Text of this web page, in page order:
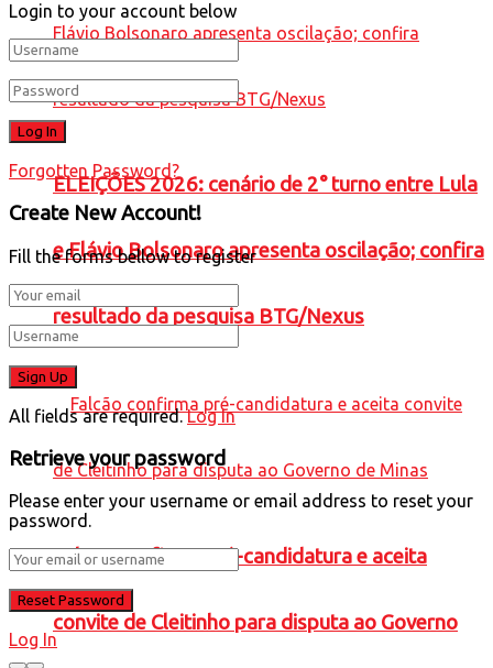
ELEIÇÕES 2026: cenário de 2° turno entre Lula
e Flávio Bolsonaro apresenta oscilação; confira
resultado da pesquisa BTG/Nexus
Falcão confirma pré-candidatura e aceita
convite de Cleitinho para disputa ao Governo
Login to your account below
Forgotten Password?
Create New Account!
Fill the forms bellow to register
All fields are required. Log In
Retrieve your password
Please enter your username or email address to reset your
password.
Log In